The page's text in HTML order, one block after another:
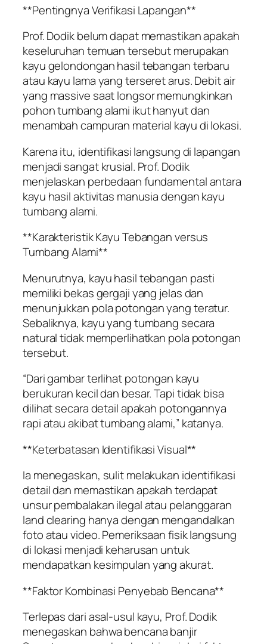
**Pentingnya Verifikasi Lapangan**
Prof. Dodik belum dapat memastikan apakah
keseluruhan temuan tersebut merupakan
kayu gelondongan hasil tebangan terbaru
atau kayu lama yang terseret arus. Debit air
yang massive saat longsor memungkinkan
pohon tumbang alami ikut hanyut dan
menambah campuran material kayu di lokasi.
Karena itu, identifikasi langsung di lapangan
menjadi sangat krusial. Prof. Dodik
menjelaskan perbedaan fundamental antara
kayu hasil aktivitas manusia dengan kayu
tumbang alami.
**Karakteristik Kayu Tebangan versus
Tumbang Alami**
Menurutnya, kayu hasil tebangan pasti
memiliki bekas gergaji yang jelas dan
menunjukkan pola potongan yang teratur.
Sebaliknya, kayu yang tumbang secara
natural tidak memperlihatkan pola potongan
tersebut.
“Dari gambar terlihat potongan kayu
berukuran kecil dan besar. Tapi tidak bisa
dilihat secara detail apakah potongannya
rapi atau akibat tumbang alami,” katanya.
**Keterbatasan Identifikasi Visual**
Ia menegaskan, sulit melakukan identifikasi
detail dan memastikan apakah terdapat
unsur pembalakan ilegal atau pelanggaran
land clearing hanya dengan mengandalkan
foto atau video. Pemeriksaan fisik langsung
di lokasi menjadi keharusan untuk
mendapatkan kesimpulan yang akurat.
**Faktor Kombinasi Penyebab Bencana**
Terlepas dari asal-usul kayu, Prof. Dodik
menegaskan bahwa bencana banjir